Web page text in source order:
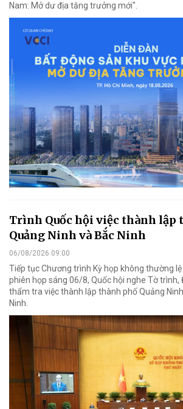
Nam: Mở dư địa tăng trưởng mới".
Trình Quốc hội việc thành lập
Quảng Ninh và Bắc Ninh
06/08/2026 09:00
Tiếp tục Chương trình Kỳ họp không thường
phiên họp sáng 06/8, Quốc hội nghe Tờ trình,
thẩm tra việc thành lập thành phố Quảng
Ninh.